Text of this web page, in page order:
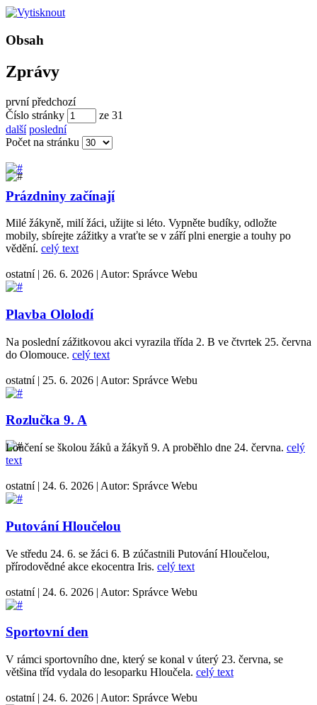
Obsah
Zprávy
první předchozí
Číslo stránky
ze 31
další poslední
Počet na stránku
Prázdniny začínají
Milé žákyně, milí žáci, užijte si léto. Vypněte budíky, odložte
mobily, sbírejte zážitky a vraťte se v září plni energie a touhy po
vědění. celý text
ostatní | 26. 6. 2026 | Autor: Správce Webu
Plavba Ololodí
Na poslední zážitkovou akci vyrazila třída 2. B ve čtvrtek 25. června
do Olomouce. celý text
ostatní | 25. 6. 2026 | Autor: Správce Webu
Rozlučka 9. A
Loučení se školou žáků a žákyň 9. A proběhlo dne 24. června. celý
text
ostatní | 24. 6. 2026 | Autor: Správce Webu
Putování Hloučelou
Ve středu 24. 6. se žáci 6. B zúčastnili Putování Hloučelou,
přírodovědné akce ekocentra Iris. celý text
ostatní | 24. 6. 2026 | Autor: Správce Webu
Sportovní den
V rámci sportovního dne, který se konal v úterý 23. června, se
většina tříd vydala do lesoparku Hloučela. celý text
ostatní | 24. 6. 2026 | Autor: Správce Webu